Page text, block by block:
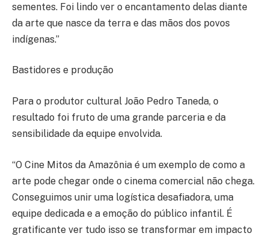
sementes. Foi lindo ver o encantamento delas diante
da arte que nasce da terra e das mãos dos povos
indígenas.”
Bastidores e produção
Para o produtor cultural João Pedro Taneda, o
resultado foi fruto de uma grande parceria e da
sensibilidade da equipe envolvida.
“O Cine Mitos da Amazônia é um exemplo de como a
arte pode chegar onde o cinema comercial não chega.
Conseguimos unir uma logística desafiadora, uma
equipe dedicada e a emoção do público infantil. É
gratificante ver tudo isso se transformar em impacto